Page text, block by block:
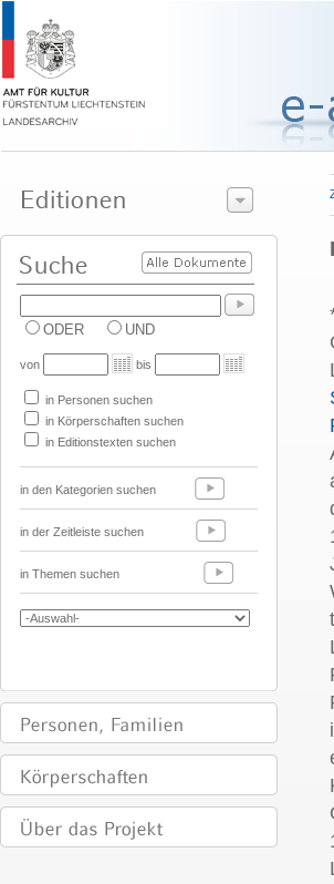
ODER UND
von bis
in Personen suchen
in Körperschaften suchen
in Editionstexten suchen
in den Kategorien suchen
in der Zeitleiste suchen
in Themen suchen